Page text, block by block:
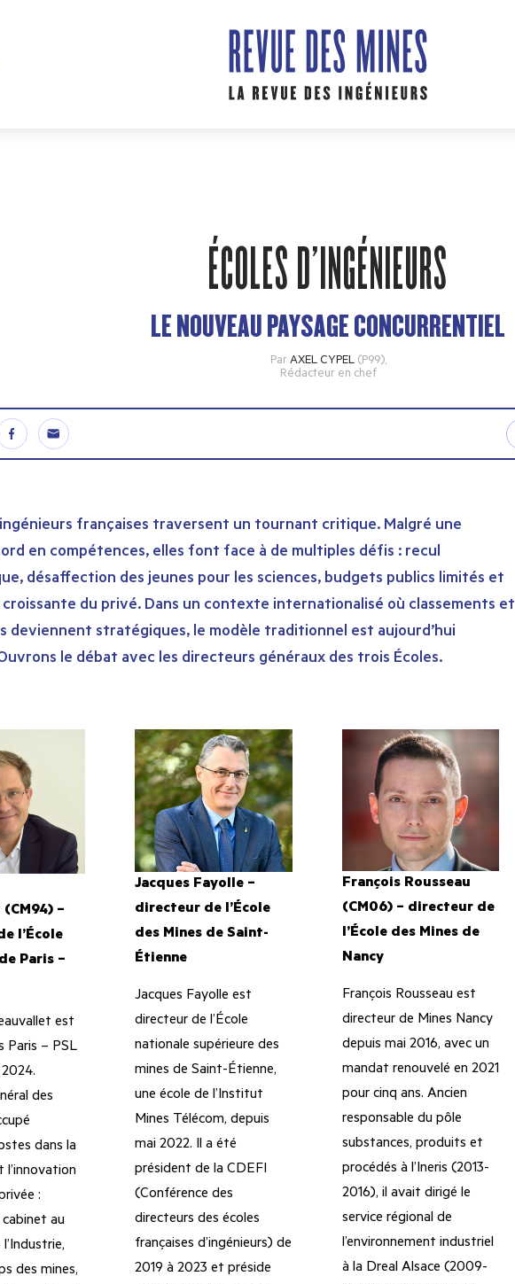
ÉCOLES D’INGÉNIEURS
LE NOUVEAU PAYSAGE CONCURRENTIEL
Par AXEL CYPEL (P99),
Rédacteur en chef
françaises traversent un tournant critique. Malgré une
en compétences, elles font face à de multiples défis : recul
désaffection des jeunes pour les sciences, budgets publics limités et
du privé. Dans un contexte internationalisé où classements et
deviennent stratégiques, le modèle traditionnel est aujourd’hui
le débat avec les directeurs généraux des trois Écoles.
–
l’École
Paris –
est
Paris – PSL
des
dans la
:
au
des mines,
Jacques Fayolle –
directeur de l’École
des Mines de Saint-
Étienne
Jacques Fayolle est
directeur de l’École
nationale supérieure des
mines de Saint-Étienne,
une école de l’Institut
Mines Télécom, depuis
mai 2022. Il a été
président de la CDEFI
(Conférence des
directeurs des écoles
françaises d’ingénieurs) de
2019 à 2023 et préside
François Rousseau
(CM06) – directeur de
l’École des Mines de
Nancy
François Rousseau est
directeur de Mines Nancy
depuis mai 2016, avec un
mandat renouvelé en 2021
pour cinq ans. Ancien
responsable du pôle
substances, produits et
procédés à l’Ineris (2013-
2016), il avait dirigé le
service régional de
l’environnement industriel
à la Dreal Alsace (2009-